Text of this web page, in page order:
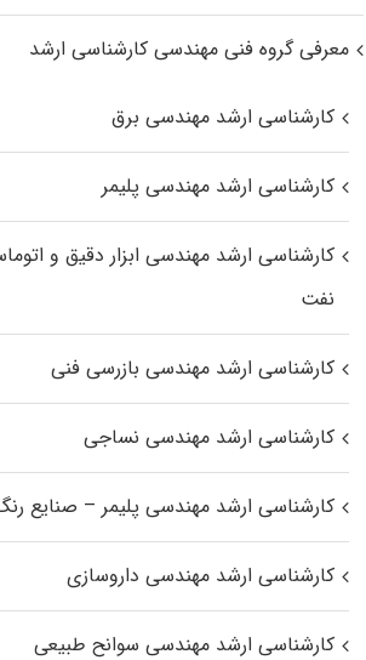
معرفی گروه فنی مهندسی کارشناسی ارشد
کارشناسی ارشد مهندسی برق
کارشناسی ارشد مهندسی پلیمر
کارشناسی ارشد مهندسی ابزار دقیق و
نفت
کارشناسی ارشد مهندسی بازرسی فنی
کارشناسی ارشد مهندسی نساجی
کارشناسی ارشد مهندسی پلیمر – صنایع
کارشناسی ارشد مهندسی داروسازی
کارشناسی ارشد مهندسی سوانح طبیعی